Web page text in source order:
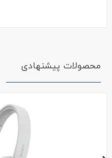
محصولات پیشنهادی